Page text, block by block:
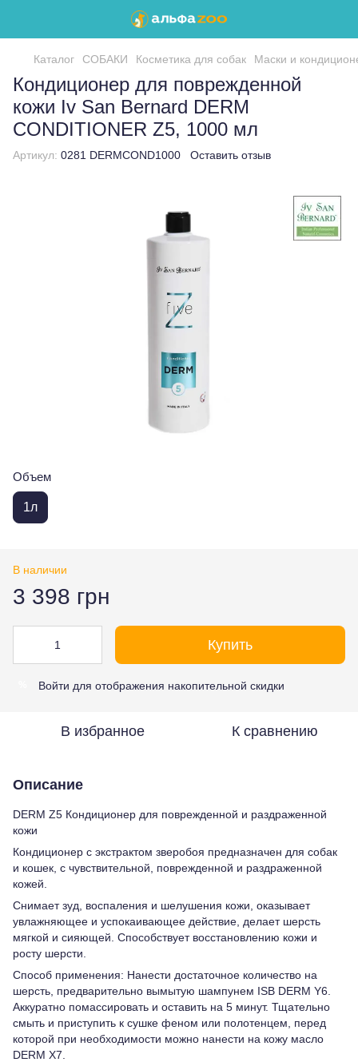
Каталог СОБАКИ Косметика для собак Маски и
Кондиционер для поврежденной
кожи Iv San Bernard DERM
CONDITIONER Z5, 1000 мл
Артикул: 0281 DERMCOND1000 Оставить отзыв
Объем
1л
В наличии
3 398 грн
Купить
Войти для отображения накопительной скидки
В избранное К сравнению
Описание
DERM Z5 Кондиционер для поврежденной и раздраженной
кожи
Кондиционер с экстрактом зверобоя предназначен для собак
и кошек, с чувствительной, поврежденной и раздраженной
кожей.
Снимает зуд, воспаления и шелушения кожи, оказывает
увлажняющее и успокаивающее действие, делает шерсть
мягкой и сияющей. Способствует восстановлению кожи и
росту шерсти.
Способ применения: Нанести достаточное количество на
шерсть, предварительно вымытую шампунем ISB DERM Y6.
Аккуратно помассировать и оставить на 5 минут. Тщательно
смыть и приступить к сушке феном или полотенцем, перед
которой при необходимости можно нанести на кожу масло
DERM X7.